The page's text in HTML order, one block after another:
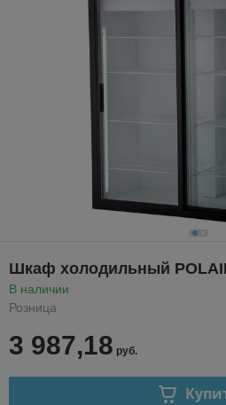
Шкаф холодильный
В наличии
Розница
3 987,18 руб.